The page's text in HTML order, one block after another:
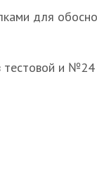
для
и №24